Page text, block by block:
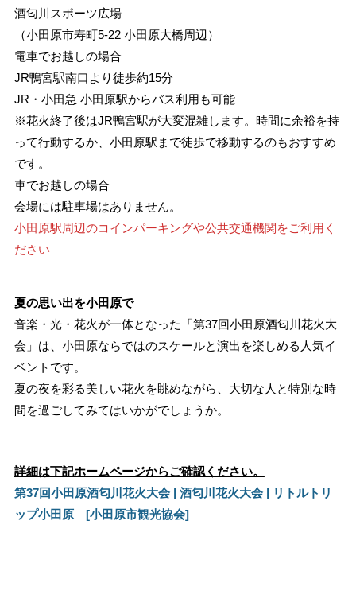
酒匂川スポーツ広場
（小田原市寿町5-22 小田原大橋周辺）
電車でお越しの場合
JR鴨宮駅南口より徒歩約15分
JR・小田急 小田原駅からバス利用も可能
※花火終了後はJR鴨宮駅が大変混雑します。時間に余裕を持
って行動するか、小田原駅まで徒歩で移動するのもおすすめ
です。
車でお越しの場合
会場には駐車場はありません。
小田原駅周辺のコインパーキングや公共交通機関をご利用く
ださい
夏の思い出を小田原で
音楽・光・花火が一体となった「第37回小田原酒匂川花火大
会」は、小田原ならではのスケールと演出を楽しめる人気イ
ベントです。
夏の夜を彩る美しい花火を眺めながら、大切な人と特別な時
間を過ごしてみてはいかがでしょうか。
詳細は下記ホームページからご確認ください。
第37回小田原酒匂川花火大会 | 酒匂川花火大会 | リトルトリ
ップ小田原 [小田原市観光協会]